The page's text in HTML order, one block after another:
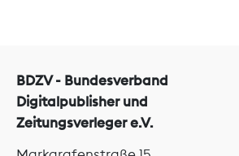
BDZV - Bundesverband
Digitalpublisher und
Zeitungsverleger e.V.